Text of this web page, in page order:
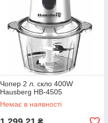
Чопер 2 л. скло 400W
Hausberg HB-4505
Немає в наявності